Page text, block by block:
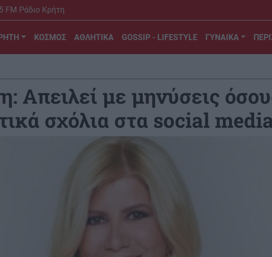
FM Ράδιο Κρήτη
ΚΟΣΜΟΣ ΑΘΛΗΤΙΚΑ GOSSIP - LIFESTYLE ΓΥΝΑΙΚΑ
Απειλεί με μηνύσεις
σχόλια στα social